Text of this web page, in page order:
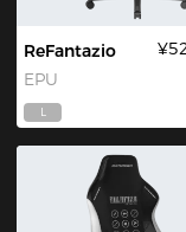
ReFantazio
EPU
L